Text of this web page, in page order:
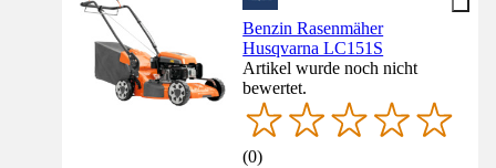
Benzin Rasenmäher
Husqvarna LC151S
Artikel wurde noch nicht
bewertet.
(0)